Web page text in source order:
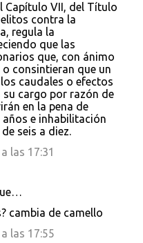
Capítulo VII, del Título
contra la
regula la
que las
que, con ánimo
consintieran que un
los caudales o efectos
su cargo por razón de
en la pena de
e inhabilitación
seis a diez.
las 17:31
cambia de camello
las 17:55